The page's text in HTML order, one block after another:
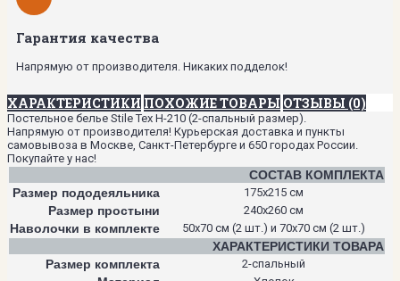
Гарантия качества
Напрямую от производителя. Никаких подделок!
ХАРАКТЕРИСТИКИ ПОХОЖИЕ ТОВАРЫ ОТЗЫВЫ (0)
Постельное белье Stile Tex H-210 (2-спальный размер).
Напрямую от производителя! Курьерская доставка и пункты
самовывоза в Москве, Санкт-Петербурге и 650 городах России.
Покупайте у нас!
СОСТАВ КОМПЛЕКТА
Размер пододеяльника
175х215 см
Размер простыни 240х260 см
Наволочки в комплекте 50х70 см (2 шт.) и 70х70 см (2 шт.)
ХАРАКТЕРИСТИКИ ТОВАРА
Размер комплекта
2-спальный